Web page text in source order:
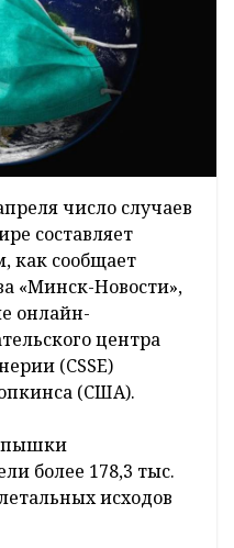
число случаев
составляет
как сообщает
«Минск-Новости»,
онлайн-
центра
(CSSE)
(США).
более 178,3 тыс.
исходов